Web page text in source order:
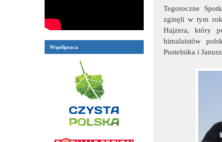
Współpraca
Tegoroczne
zginęli w tym
Hajzera, który
himalaistów
Pustelnika i